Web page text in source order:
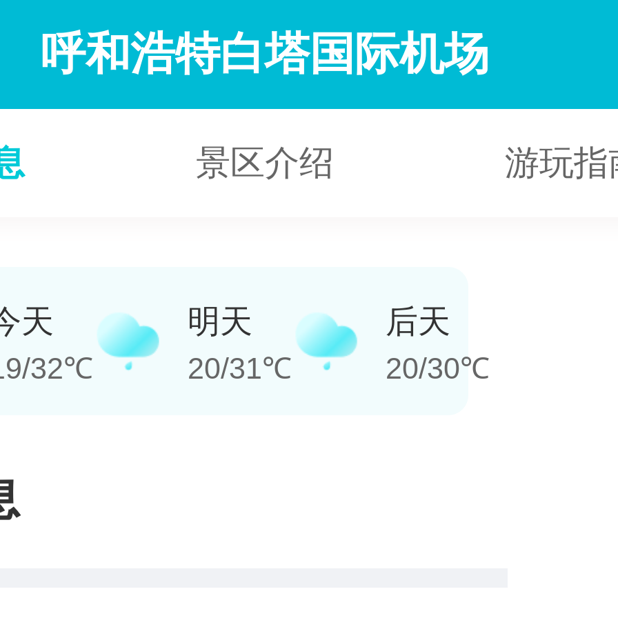
呼和浩特白塔国际机场
景区介绍 游玩指
天
32℃
明天
20/31℃
后天
20/30℃